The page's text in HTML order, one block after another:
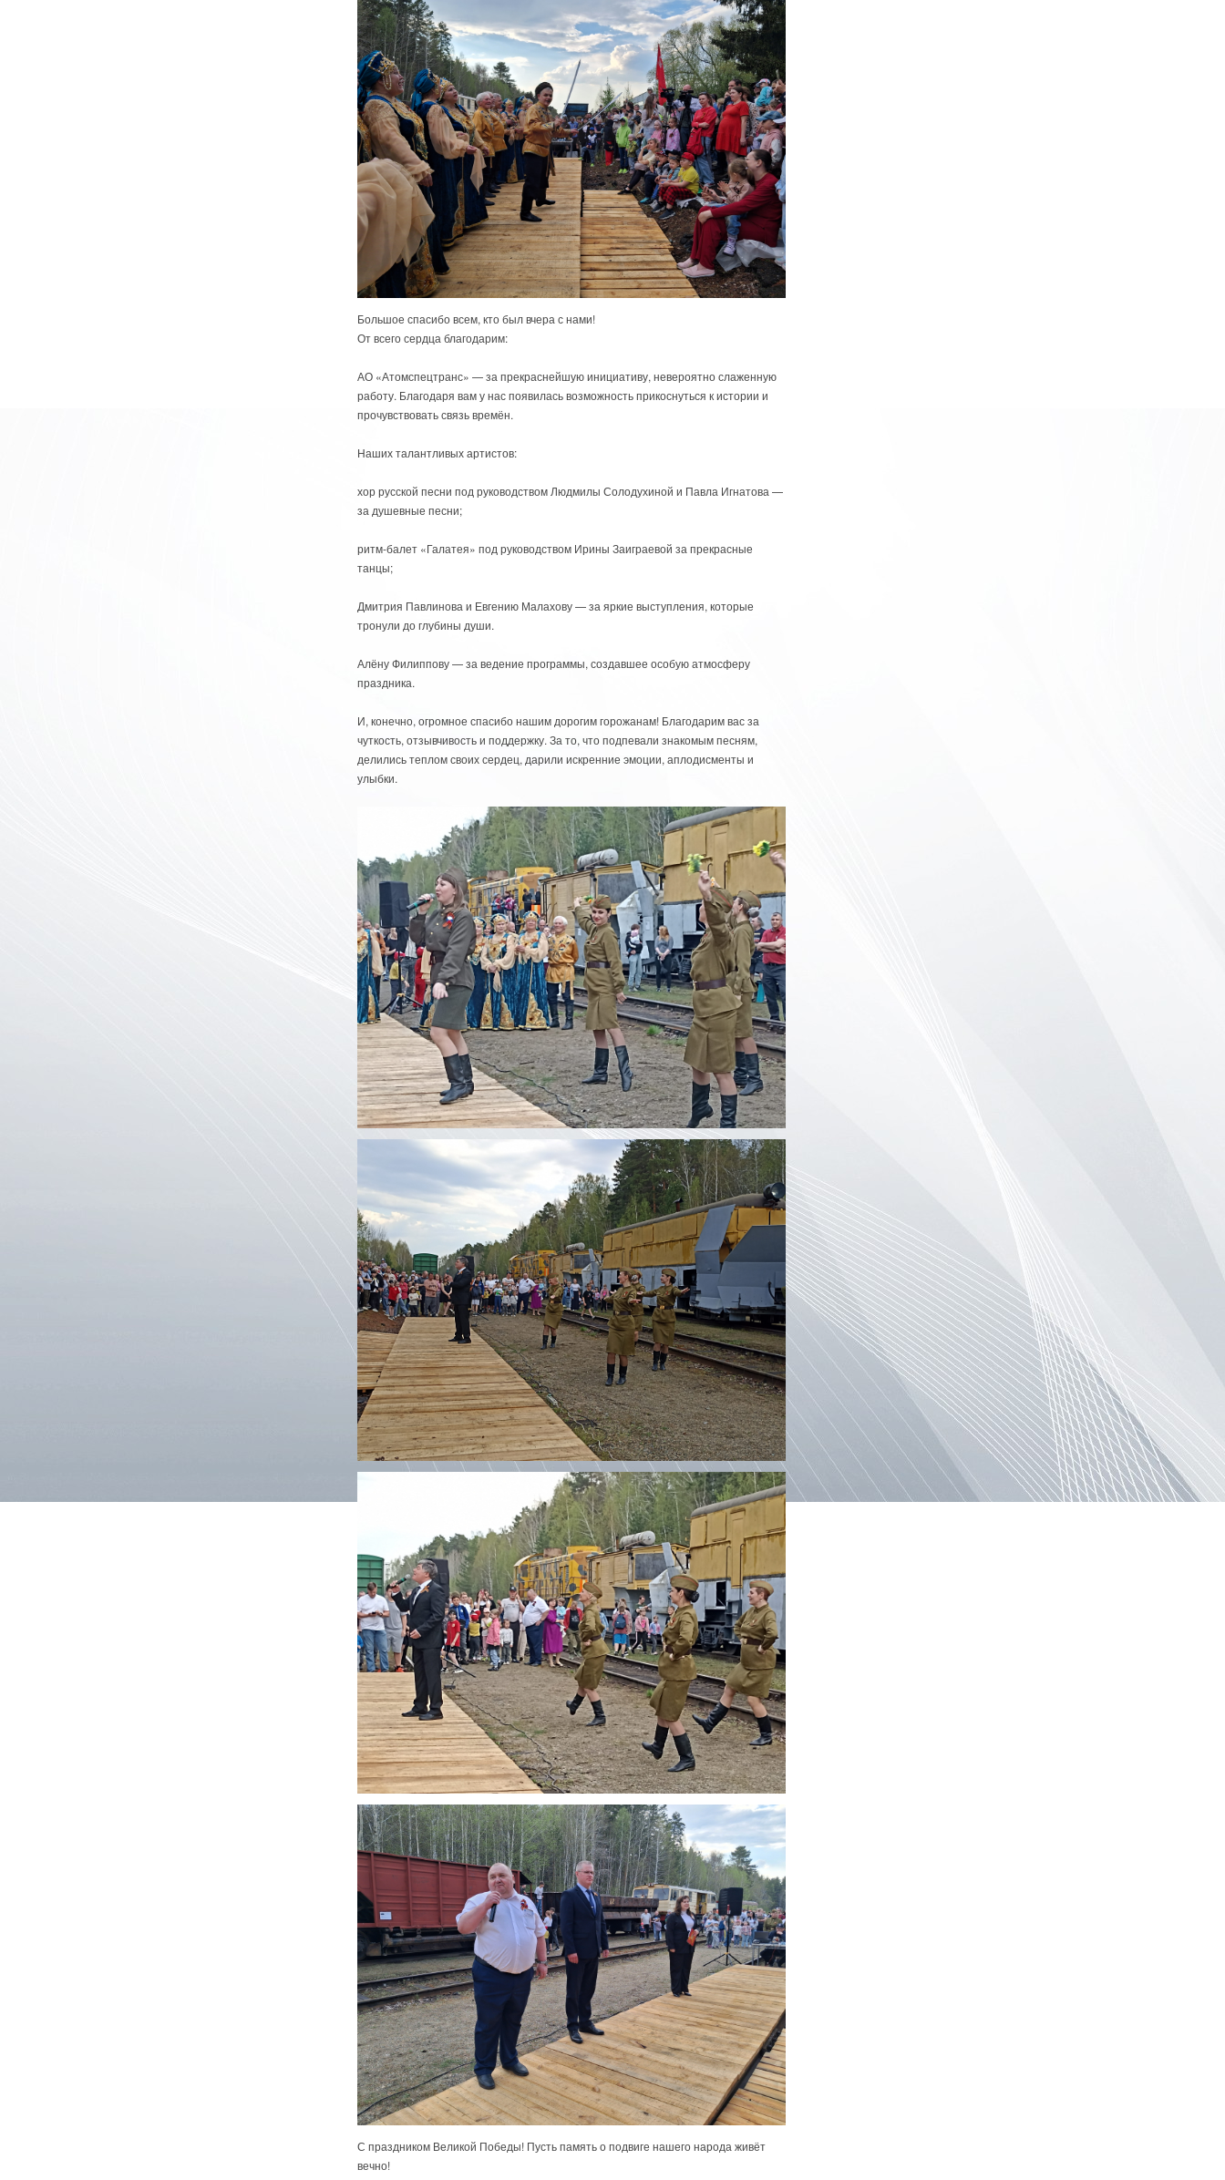
Большое спасибо всем, кто был вчера с нами!
От всего сердца благодарим:
АО «Атомспецтранс» — за прекраснейшую инициативу, невероятно слаженную
работу. Благодаря вам у нас появилась возможность прикоснуться к истории и
прочувствовать связь времён.
Наших талантливых артистов:
хор русской песни под руководством Людмилы Солодухиной и Павла Игнатова —
за душевные песни;
ритм‑балет «Галатея» под руководством Ирины Заиграевой за прекрасные
танцы;
Дмитрия Павлинова и Евгению Малахову — за яркие выступления, которые
тронули до глубины души.
Алёну Филиппову — за ведение программы, создавшее особую атмосферу
праздника.
И, конечно, огромное спасибо нашим дорогим горожанам! Благодарим вас за
чуткость, отзывчивость и поддержку. За то, что подпевали знакомым песням,
делились теплом своих сердец, дарили искренние эмоции, аплодисменты и
улыбки.
С праздником Великой Победы! Пусть память о подвиге нашего народа живёт
вечно!